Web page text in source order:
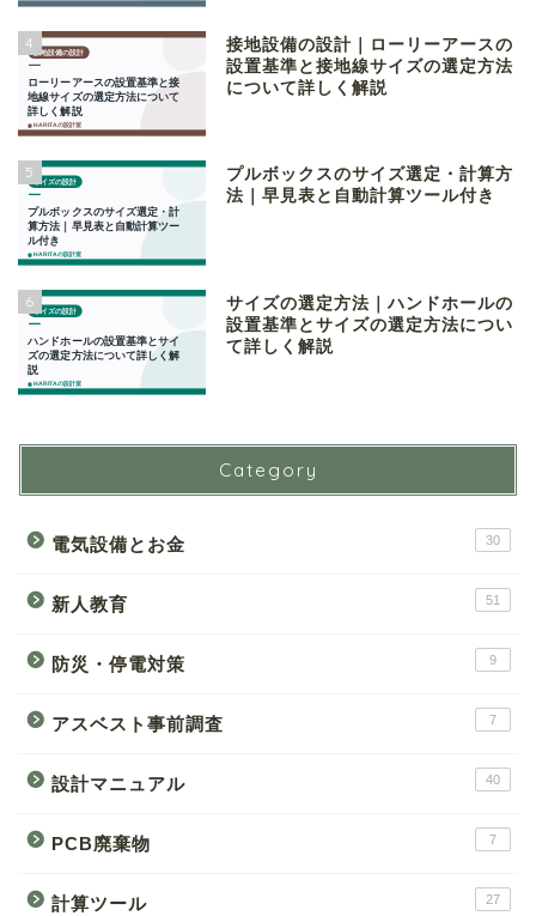
4
接地設備の設計｜ローリーアースの
設置基準と接地線サイズの選定方法
について詳しく解説
5
プルボックスのサイズ選定・計算方
法｜早見表と自動計算ツール付き
6
サイズの選定方法｜ハンドホールの
設置基準とサイズの選定方法につい
て詳しく解説
Category
電気設備とお金 30
新人教育 51
防災・停電対策 9
アスベスト事前調査 7
設計マニュアル 40
PCB廃棄物 7
計算ツール 27